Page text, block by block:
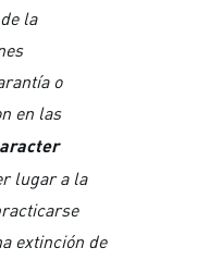
la
o
en las
lugar a la
extinción de